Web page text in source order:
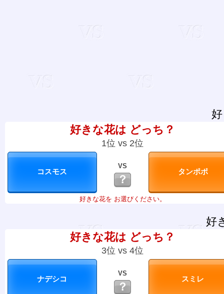
好きな花は どっち？
1位 vs 2位
VS
？
好きな花を お選びください。
好
好きな花は どっち？
3位 vs 4位
VS
？